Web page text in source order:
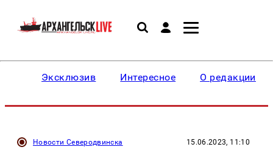
Эксклюзив Интересное О редакции
Новости Северодвинска 15.06.2023, 11:10